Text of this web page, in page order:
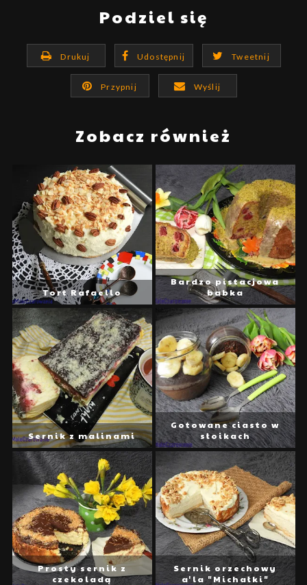
Podziel się
Drukuj Udostępnij Tweetnij
Przypnij Wyślij
Zobacz również
Tort Rafaello
Bardzo pistacjowa
babka
Sernik z malinami
Gotowane ciasto w
słoikach
Prosty sernik z
czekoladą
Sernik orzechowy
a'la "Michałki"